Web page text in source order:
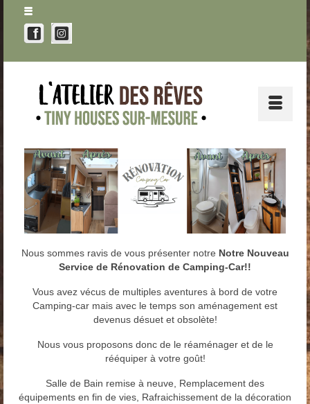
Nous sommes ravis de vous présenter notre Notre Nouveau
Service de Rénovation de Camping-Car!!
Vous avez vécus de multiples aventures à bord de votre
Camping-car mais avec le temps son aménagement est
devenus désuet et obsolète!
Nous vous proposons donc de le réaménager et de le
rééquiper à votre goût!
Salle de Bain remise à neuve, Remplacement des
équipements en fin de vies, Rafraichissement de la décoration